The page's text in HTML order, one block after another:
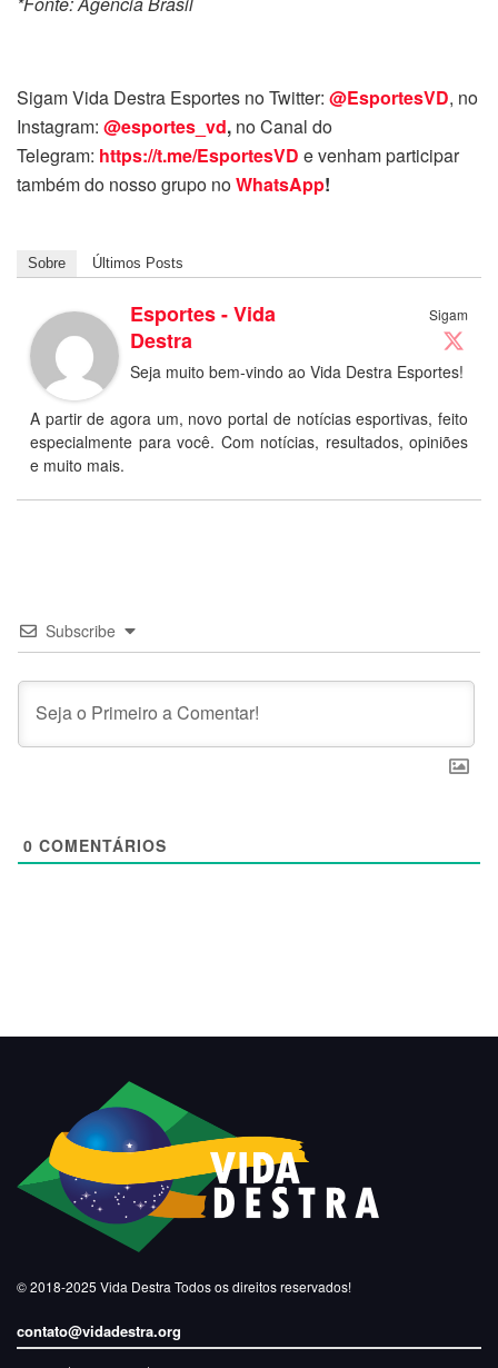
Sigam Vida Destra Esportes no Twitter: @EsportesVD, no
Instagram: @esportes_vd, no Canal do
Telegram: https://t.me/EsportesVD e venham participar
também do nosso grupo noWhatsApp!
Sobre Últimos Posts
Sigam
Esportes - Vida
Destra
Seja muito bem-vindo ao Vida Destra Esportes!
A partir de agora um, novo portal de notícias esportivas, feito
especialmente para você. Com notícias, resultados, opiniões
e muito mais.
Subscribe
0 COMENTÁRIOS
© 2018-2025 Vida Destra Todos os direitos reservados!
contato@vidadestra.org